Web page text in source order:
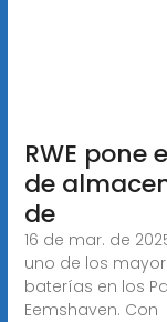
RWE
de
de
16 de mar. de
uno de los
baterías en los
Eemshaven. Con